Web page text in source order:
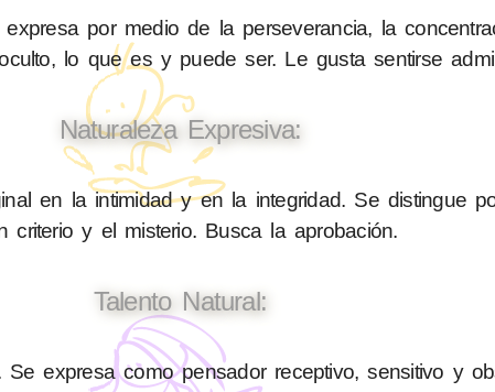
por medio de la perseverancia, la
lo que es y puede ser. Le gusta sentirse
Naturaleza Expresiva:
en la intimidad y en la integridad. Se distingue
criterio y el misterio. Busca la aprobación.
Talento Natural:
expresa como pensador receptivo, sensitivo y